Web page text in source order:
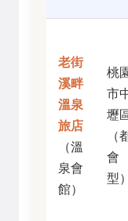
老街
溪畔
溫泉
旅店
（溫
泉會
館）
桃
市
壢
（
會
型）